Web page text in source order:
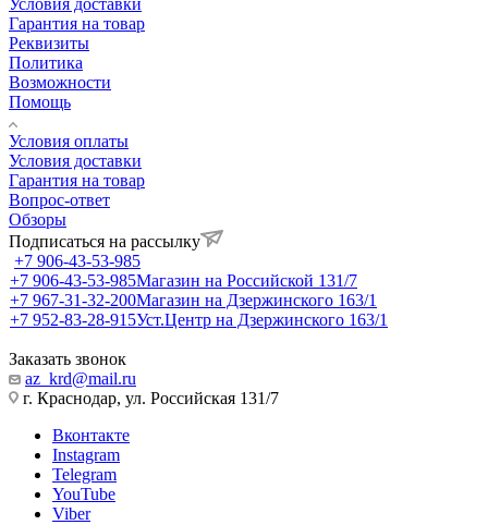
Условия доставки
Гарантия на товар
Реквизиты
Политика
Возможности
Помощь
Условия оплаты
Условия доставки
Гарантия на товар
Вопрос-ответ
Обзоры
Подписаться на рассылку
+7 906-43-53-985
+7 906-43-53-985Магазин на Российской 131/7
+7 967-31-32-200Магазин на Дзержинского 163/1
+7 952-83-28-915Уст.Центр на Дзержинского 163/1
Заказать звонок
az_krd@mail.ru
г. Краснодар, ул. Российская 131/7
Вконтакте
Instagram
Telegram
YouTube
Viber